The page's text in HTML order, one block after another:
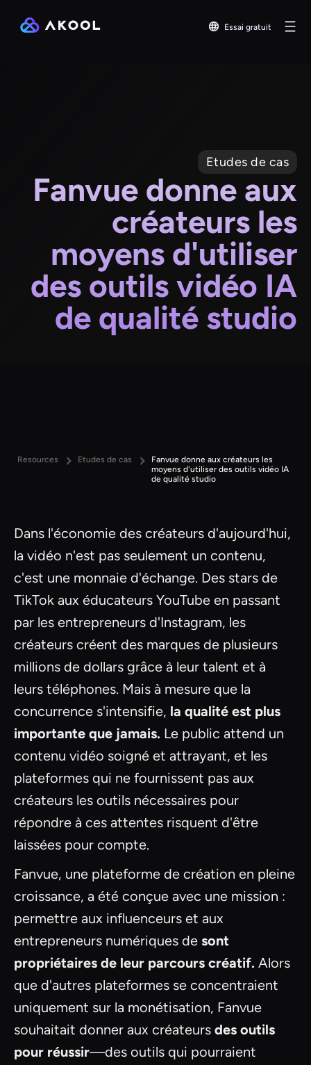
Essai gratuit
Etudes de cas
Fanvue donne aux
créateurs les
moyens d'utiliser
des outils vidéo IA
de qualité studio
Resources Etudes de cas
Fanvue donne aux créateurs les
moyens d'utiliser des outils vidéo IA
de qualité studio
Dans l'économie des créateurs d'aujourd'hui,
la vidéo n'est pas seulement un contenu,
c'est une monnaie d'échange. Des stars de
TikTok aux éducateurs YouTube en passant
par les entrepreneurs d'Instagram, les
créateurs créent des marques de plusieurs
millions de dollars grâce à leur talent et à
leurs téléphones. Mais à mesure que la
concurrence s'intensifie, la qualité est plus
importante que jamais. Le public attend un
contenu vidéo soigné et attrayant, et les
plateformes qui ne fournissent pas aux
créateurs les outils nécessaires pour
répondre à ces attentes risquent d'être
laissées pour compte.
Fanvue, une plateforme de création en pleine
croissance, a été conçue avec une mission :
permettre aux influenceurs et aux
entrepreneurs numériques de sont
propriétaires de leur parcours créatif. Alors
que d'autres plateformes se concentraient
uniquement sur la monétisation, Fanvue
souhaitait donner aux créateurs des outils
pour réussir—des outils qui pourraient